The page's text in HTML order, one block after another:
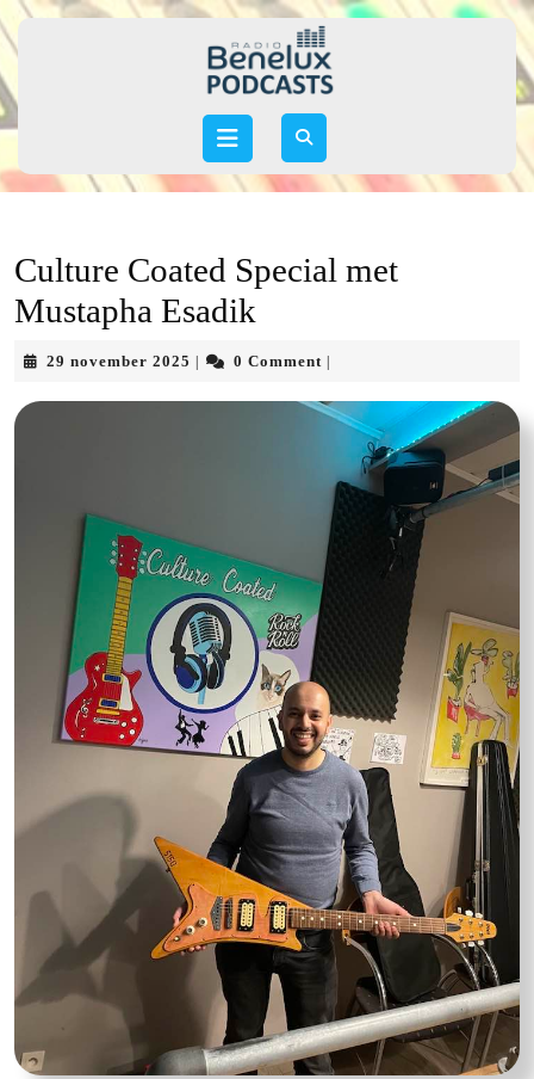
Skip
to
Open
Culture Coated Special met
Mustapha Esadik
29 november 2025 29
2025
0 Comment